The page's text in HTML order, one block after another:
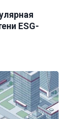
ESG-